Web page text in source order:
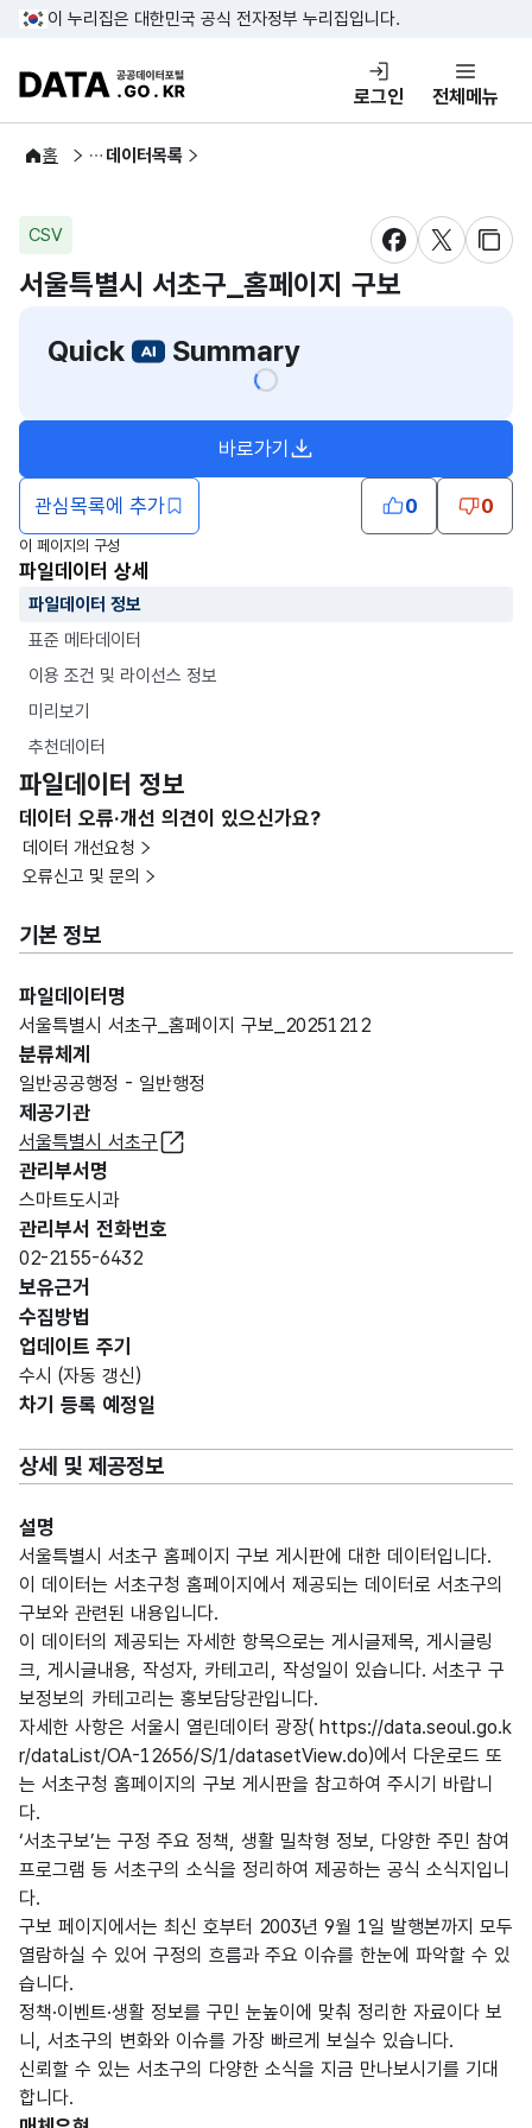
콘텐츠 바로가기
푸터 바로가기
이 누리집은 대한민국 공식 전자정부 누리집입니다.
DATA.GO.KR 공공데이터포털
로그인 전체메뉴
홈
공공데이터 데이터목록
CSV
새창 열림새창 열림
새창
서울특별시 서초구_홈페이지 구보
Quick
Summary
관심목록에 추가
새창열림
바로가기
0 0
이 페이지의 구성
파일데이터 상세
파일데이터 정보
표준 메타데이터
이용 조건 및 라이선스 정보
미리보기
추천데이터
파일데이터 정보
데이터 오류·개선 의견이 있으신가요?
데이터 개선요청
오류신고 및 문의
기본 정보
파일데이터명
서울특별시 서초구_홈페이지 구보_20251212
분류체계
일반공공행정 - 일반행정
제공기관
서울특별시 서초구
관리부서명
스마트도시과
관리부서 전화번호
02-2155-6432
보유근거
수집방법
업데이트 주기
수시 (자동 갱신)
차기 등록 예정일
상세 및 제공정보
설명
서울특별시 서초구 홈페이지 구보 게시판에 대한 데이터입니다.
이 데이터는 서초구청 홈페이지에서 제공되는 데이터로 서초구의
구보와 관련된 내용입니다.
이 데이터의 제공되는 자세한 항목으로는 게시글제목, 게시글링
크, 게시글내용, 작성자, 카테고리, 작성일이 있습니다. 서초구 구
보정보의 카테고리는 홍보담당관입니다.
자세한 사항은 서울시 열린데이터 광장( https://data.seoul.go.k
r/dataList/OA-12656/S/1/datasetView.do)에서 다운로드 또
는 서초구청 홈페이지의 구보 게시판을 참고하여 주시기 바랍니
다.
‘서초구보’는 구정 주요 정책, 생활 밀착형 정보, 다양한 주민 참여
프로그램 등 서초구의 소식을 정리하여 제공하는 공식 소식지입니
다.
구보 페이지에서는 최신 호부터 2003년 9월 1일 발행본까지 모두
열람하실 수 있어 구정의 흐름과 주요 이슈를 한눈에 파악할 수 있
습니다.
정책·이벤트·생활 정보를 구민 눈높이에 맞춰 정리한 자료이다 보
니, 서초구의 변화와 이슈를 가장 빠르게 보실수 있습니다.
신뢰할 수 있는 서초구의 다양한 소식을 지금 만나보시기를 기대
합니다.